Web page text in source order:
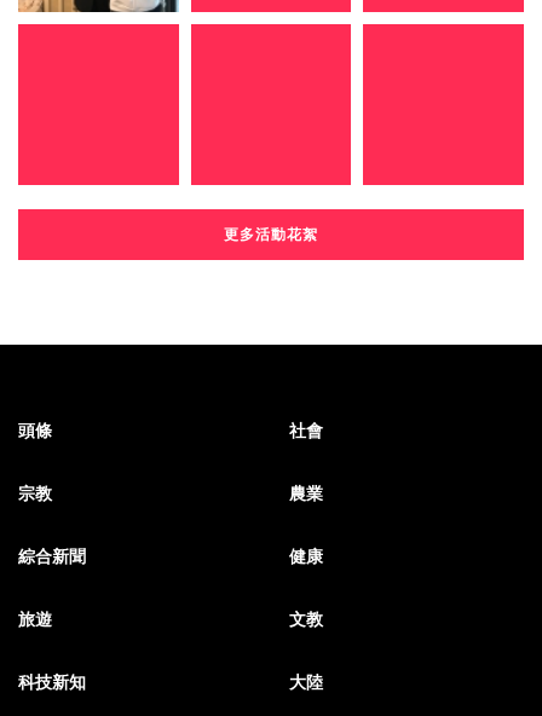
更多活動花絮
頭條 社會
宗教 農業
綜合新聞 健康
旅遊 文教
科技新知 大陸